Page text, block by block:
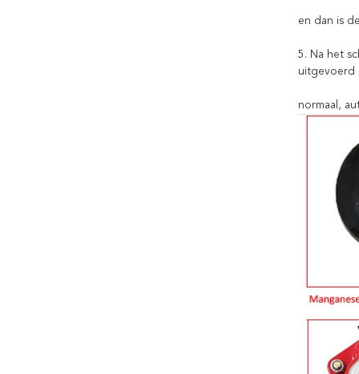
en dan is
5. Na het
uitgevoerd
normaal,